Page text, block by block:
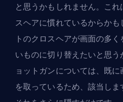
と思うかもしれません。こ
スヘアに慣れているからか
トのクロスヘアが画面の多
いものに切り替えたいと思
ョットガンについては、既
を取っているため、該当し